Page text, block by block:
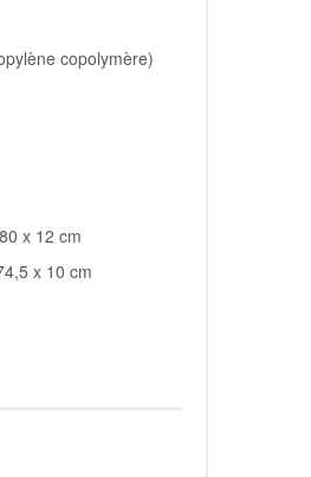
copolymère)
x 12 cm
x 10 cm